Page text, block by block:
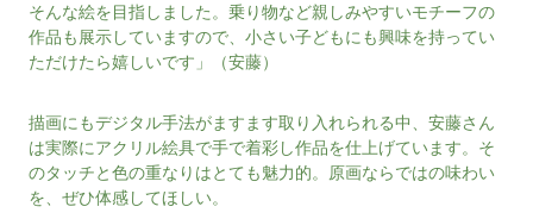
そんな絵を目指しました。乗り物など親しみやすいモチーフの
作品も展示していますので、小さい子どもにも興味を持ってい
ただけたら嬉しいです」（安藤）
描画にもデジタル手法がますます取り入れられる中、安藤さん
は実際にアクリル絵具で手で着彩し作品を仕上げています。そ
のタッチと色の重なりはとても魅力的。原画ならではの味わい
を、ぜひ体感してほしい。